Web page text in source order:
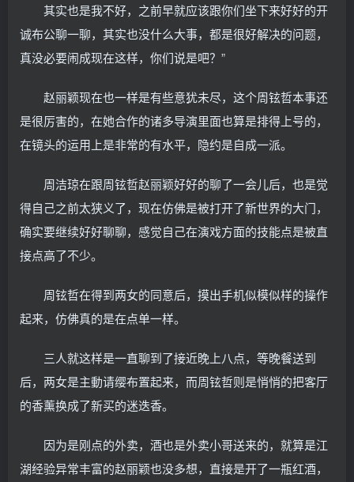
其实也是我不好，之前早就应该跟你们坐下来好好的开
诚布公聊一聊，其实也没什么大事，都是很好解决的问题，
真没必要闹成现在这样，你们说是吧？”
赵丽颖现在也一样是有些意犹未尽，这个周铉哲本事还
是很厉害的，在她合作的诸多导演里面也算是排得上号的，
在镜头的运用上是非常的有水平，隐约是自成一派。
周洁琼在跟周铉哲赵丽颖好好的聊了一会儿后，也是觉
得自己之前太狭义了，现在仿佛是被打开了新世界的大门，
确实要继续好好聊聊，感觉自己在演戏方面的技能点是被直
接点高了不少。
周铉哲在得到两女的同意后，摸出手机似模似样的操作
起来，仿佛真的是在点单一样。
三人就这样是一直聊到了接近晚上八点，等晚餐送到
后，两女是主動请缨布置起来，而周铉哲则是悄悄的把客厅
的香薰换成了新买的迷迭香。
因为是刚点的外卖，酒也是外卖小哥送来的，就算是江
湖经验异常丰富的赵丽颖也没多想，直接是开了一瓶红酒，